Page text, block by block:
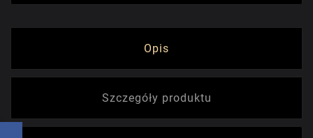
Opis
Szczegóły produktu